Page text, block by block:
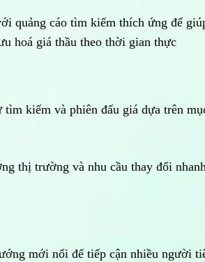
quảng cáo tìm kiếm thích ứng để
hoá giá thầu theo thời gian thực
kiếm và phiên đấu giá dựa trên
thị trường và nhu cầu thay đổi
mới nổi để tiếp cận nhiều người